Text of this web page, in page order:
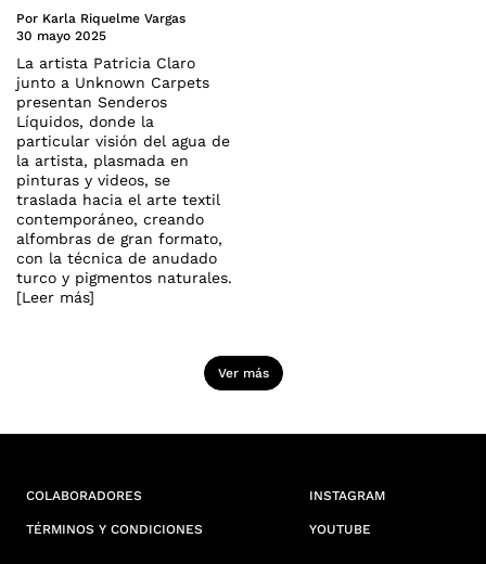
Por Karla Riquelme Vargas
30 mayo 2025
La artista Patricia Claro
junto a Unknown Carpets
presentan Senderos
Líquidos, donde la
particular visión del agua de
la artista, plasmada en
pinturas y videos, se
traslada hacia el arte textil
contemporáneo, creando
alfombras de gran formato,
con la técnica de anudado
turco y pigmentos naturales.
[Leer más]
Ver más
COLABORADORES
TÉRMINOS Y CONDICIONES
INSTAGRAM
YOUTUBE